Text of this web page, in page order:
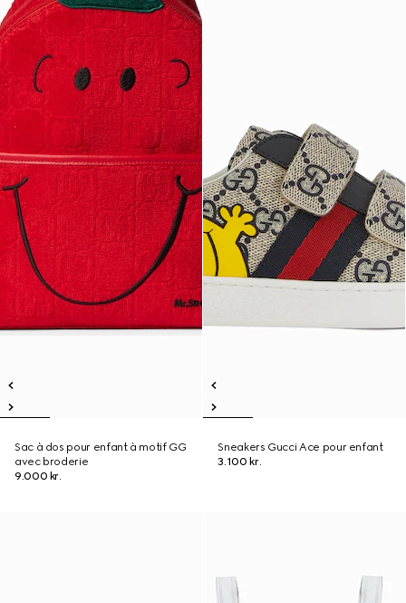
Sac à dos pour enfant à motif GG
avec broderie
9.000 kr.
Sneakers Gucci Ace pour enfant
3.100 kr.